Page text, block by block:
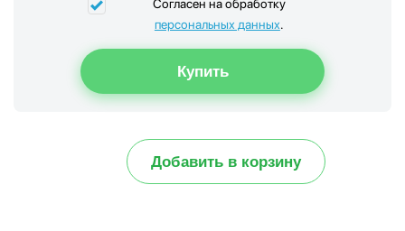
Согласен на обработку
персональных данных.
Добавить в корзину